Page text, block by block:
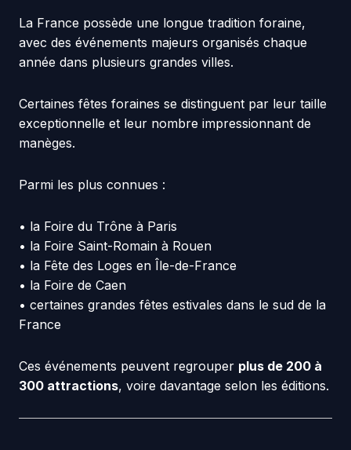
La France possède une longue tradition foraine,
avec des événements majeurs organisés chaque
année dans plusieurs grandes villes.
Certaines fêtes foraines se distinguent par leur taille
exceptionnelle et leur nombre impressionnant de
manèges.
Parmi les plus connues :
• la Foire du Trône à Paris
• la Foire Saint-Romain à Rouen
• la Fête des Loges en Île-de-France
• la Foire de Caen
• certaines grandes fêtes estivales dans le sud de la
France
Ces événements peuvent regrouper plus de 200 à
300 attractions, voire davantage selon les éditions.